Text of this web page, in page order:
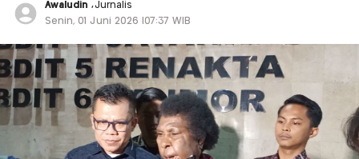
Awaludin,Jurnalis
Senin, 01 Juni 2026 |07:37 WIB